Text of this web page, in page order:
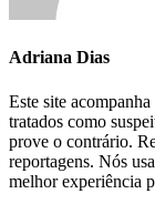
Adriana Dias
Este site
tratados como
prove o contrário.
reportagens. Nós
melhor experiência